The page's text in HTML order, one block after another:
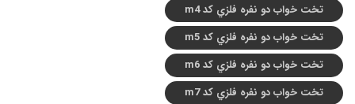
تخت خواب دو نفره فلزي کد m4
تخت خواب دو نفره فلزي کد m5
تخت خواب دو نفره فلزي کد m6
تخت خواب دو نفره فلزي کد m7